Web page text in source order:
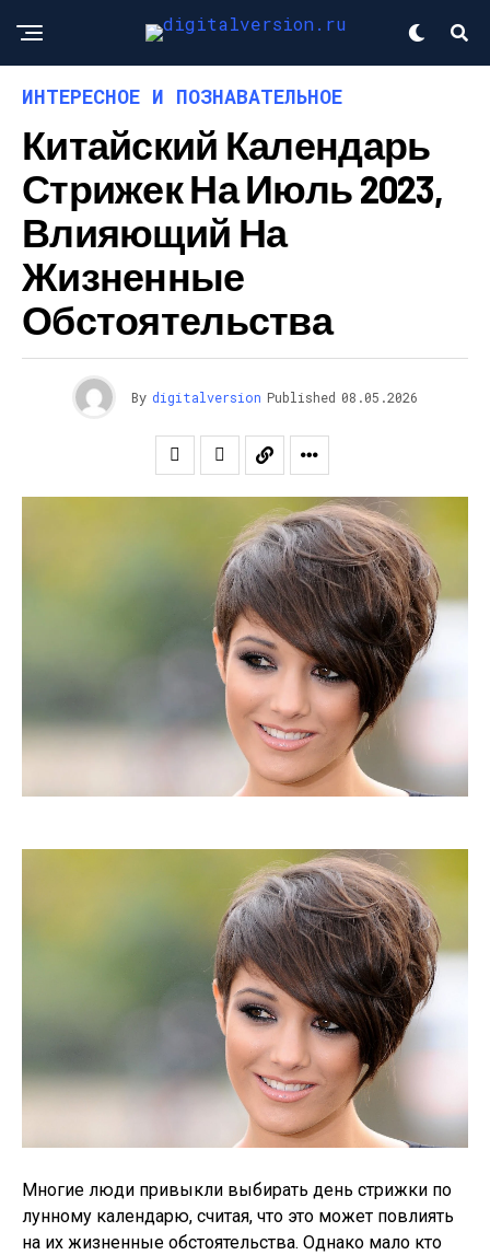
ИНТЕРЕСНОЕ И ПОЗНАВАТЕЛЬНОЕ
Китайский Календарь
Стрижек На Июль 2023,
Влияющий На
Жизненные
Обстоятельства
By digitalversion Published 08.05.2026
Многие люди привыкли выбирать день стрижки по
лунному календарю, считая, что это может повлиять
на их жизненные обстоятельства. Однако мало кто